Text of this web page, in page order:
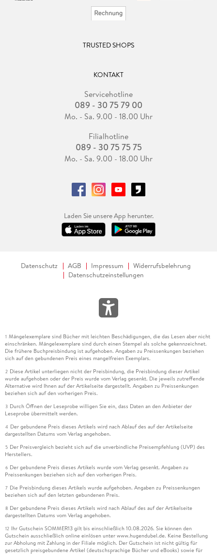
TRUSTED SHOPS
KONTAKT
Servicehotline
089 - 30 75 79 00
Mo. - Sa. 9.00 - 18.00 Uhr
Filialhotline
089 - 30 75 75 75
Mo. - Sa. 9.00 - 18.00 Uhr
Laden Sie unsere App herunter.
Datenschutz AGB Impressum
Widerrufsbelehrung
Datenschutzeinstellungen
1 Mängelexemplare sind Bücher mit leichten Beschädigungen, die das Lesen aber nicht
einschränken. Mängelexemplare sind durch einen Stempel als solche gekennzeichnet.
Die frühere Buchpreisbindung ist aufgehoben. Angaben zu Preissenkungen beziehen
sich auf den gebundenen Preis eines mangelfreien Exemplars.
2 Diese Artikel unterliegen nicht der Preisbindung, die Preisbindung dieser Artikel
wurde aufgehoben oder der Preis wurde vom Verlag gesenkt. Die jeweils zutreffende
Alternative wird Ihnen auf der Artikelseite dargestellt. Angaben zu Preissenkungen
beziehen sich auf den vorherigen Preis.
3 Durch Öffnen der Leseprobe willigen Sie ein, dass Daten an den Anbieter der
Leseprobe übermittelt werden.
4 Der gebundene Preis dieses Artikels wird nach Ablauf des auf der Artikelseite
dargestellten Datums vom Verlag angehoben.
5 Der Preisvergleich bezieht sich auf die unverbindliche Preisempfehlung (UVP) des
Herstellers.
6 Der gebundene Preis dieses Artikels wurde vom Verlag gesenkt. Angaben zu
Preissenkungen beziehen sich auf den vorherigen Preis.
7 Die Preisbindung dieses Artikels wurde aufgehoben. Angaben zu Preissenkungen
beziehen sich auf den letzten gebundenen Preis.
8 Der gebundene Preis dieses Artikels wird nach Ablauf des auf der Artikelseite
dargestellten Datums vom Verlag angehoben.
12 Ihr Gutschein SOMMER13 gilt bis einschließlich 10.08.2026. Sie können den
Gutschein ausschließlich online einlösen unter www.hugendubel.de. Keine Bestellung
zur Abholung mit Zahlung in der Filiale möglich. Der Gutschein ist nicht gültig für
gesetzlich preisgebundene Artikel (deutschsprachige Bücher und eBooks) sowie für